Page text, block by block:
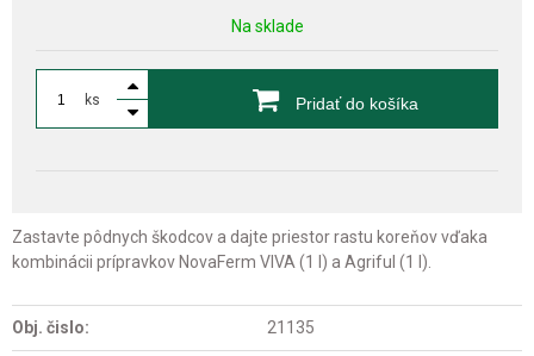
Na sklade
ks Pridať do košíka
Zastavte pôdnych škodcov a dajte priestor rastu koreňov vďaka
kombinácii prípravkov NovaFerm VIVA (1 l) a Agriful (1 l).
Obj. čislo: 21135